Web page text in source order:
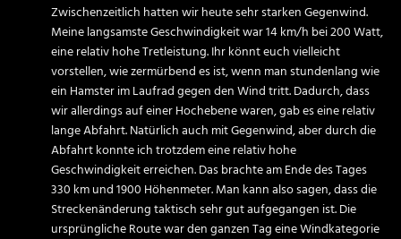
Zwischenzeitlich hatten wir heute sehr starken Gegenwind.
Meine langsamste Geschwindigkeit war 14 km/h bei 200 Watt,
eine relativ hohe Tretleistung. Ihr könnt euch vielleicht
vorstellen, wie zermürbend es ist, wenn man stundenlang wie
ein Hamster im Laufrad gegen den Wind tritt. Dadurch, dass
wir allerdings auf einer Hochebene waren, gab es eine relativ
lange Abfahrt. Natürlich auch mit Gegenwind, aber durch die
Abfahrt konnte ich trotzdem eine relativ hohe
Geschwindigkeit erreichen. Das brachte am Ende des Tages
330 km und 1900 Höhenmeter. Man kann also sagen, dass die
Streckenänderung taktisch sehr gut aufgegangen ist. Die
ursprüngliche Route war den ganzen Tag eine Windkategorie